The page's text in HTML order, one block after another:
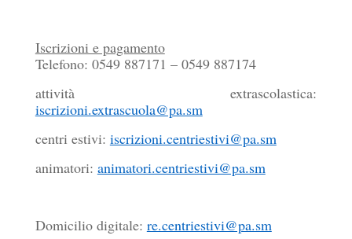
Iscrizioni e pagamento
Telefono: 0549 887171 – 0549 887174
attività extrascolastica:
iscrizioni.extrascuola@pa.sm
centri estivi: iscrizioni.centriestivi@pa.sm
animatori: animatori.centriestivi@pa.sm
Domicilio digitale: re.centriestivi@pa.sm